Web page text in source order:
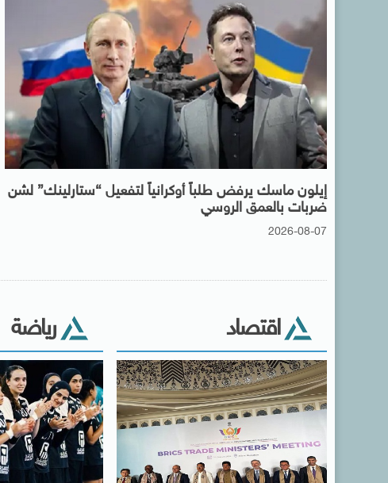
إيلون ماسك يرفض طلباً أوكرانياً لتفعيل “ستارلينك” لشن
ضربات بالعمق الروسي
2026-08-07
رياضة اقتصاد